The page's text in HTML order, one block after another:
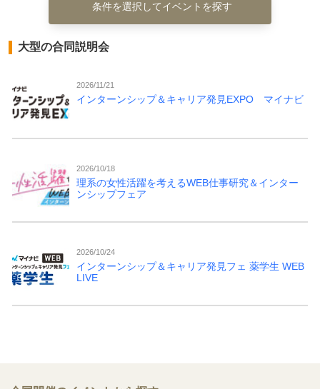
条件を選択してイベントを探す
大型の合同説明会
2026/11/21
インターンシップ＆キャリア発見EXPO マイナビ
2026/10/18
理系の女性活躍を考えるWEB仕事研究＆インター
ンシップフェア
2026/10/24
インターンシップ＆キャリア発見フェ 薬学生 WEB
LIVE